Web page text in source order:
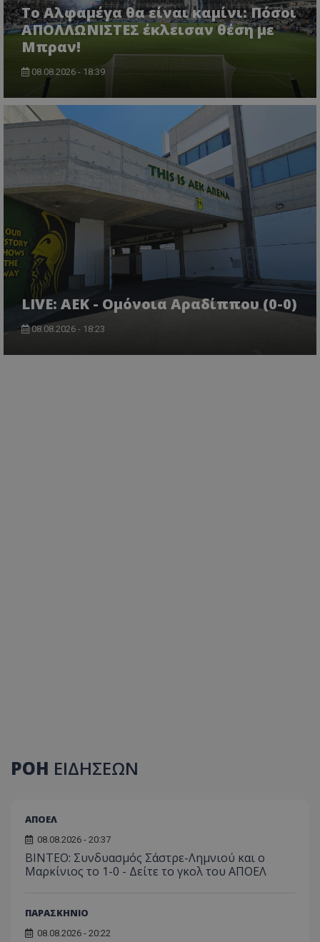
Το Αλφαμέγα θα είναι καμίνι: Πόσοι
ΑΠΟΛΛΩΝΙΣΤΕΣ έκλεισαν θέση με
Μπραν!
08.08.2026 - 18:39
LIVE: ΑΕΚ - Ομόνοια Αραδίππου (0-0)
08.08.2026 - 18:23
ΡΟΗ ΕΙΔΗΣΕΩΝ
ΑΠΟΕΛ
08.08.2026 - 20:37
ΒΙΝΤΕΟ: Συνδυασμός Σάστρε-Λημνιού και ο
Μαρκίνιος το 1-0 - Δείτε το γκολ του ΑΠΟΕΛ
ΠΑΡΑΣΚΗΝΙΟ
08.08.2026 - 20:22